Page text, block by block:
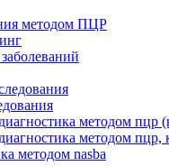
методом ПЦР
методом пцр
методом пцр,
методом nasba